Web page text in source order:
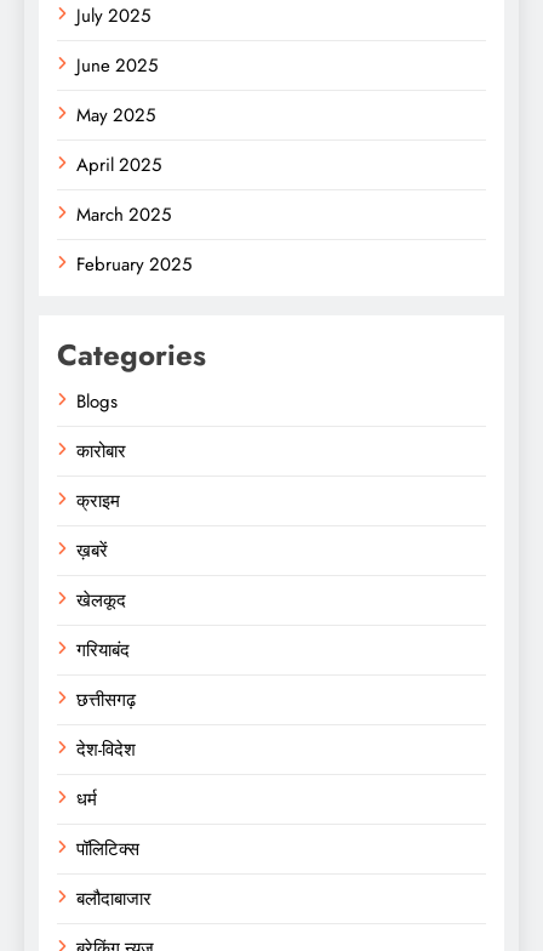
July 2025
June 2025
May 2025
April 2025
March 2025
February 2025
Categories
Blogs
कारोबार
क्राइम
ख़बरें
खेलकूद
गरियाबंद
छत्तीसगढ़
देश-विदेश
धर्म
पॉलिटिक्स
बलौदाबाजार